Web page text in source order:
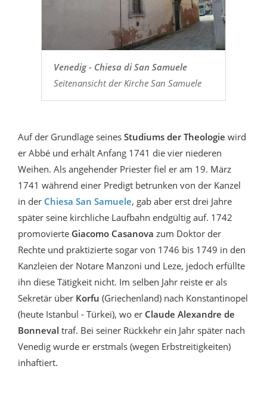
Venedig - Chiesa di San Samuele
Seitenansicht der Kirche San Samuele
Auf der Grundlage seines Studiums der Theologie wird
er Abbé und erhält Anfang 1741 die vier niederen
Weihen. Als angehender Priester fiel er am 19. März
1741 während einer Predigt betrunken von der Kanzel
in der Chiesa San Samuele, gab aber erst drei Jahre
später seine kirchliche Laufbahn endgültig auf. 1742
promovierte Giacomo Casanova zum Doktor der
Rechte und praktizierte sogar von 1746 bis 1749 in den
Kanzleien der Notare Manzoni und Leze, jedoch erfüllte
ihn diese Tätigkeit nicht. Im selben Jahr reiste er als
Sekretär über Korfu (Griechenland) nach Konstantinopel
(heute Istanbul - Türkei), wo er Claude Alexandre de
Bonneval traf. Bei seiner Rückkehr ein Jahr später nach
Venedig wurde er erstmals (wegen Erbstreitigkeiten)
inhaftiert.